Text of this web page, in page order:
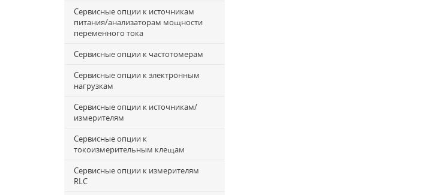
Сервисные опции к источникам
питания/анализаторам мощности
переменного тока
Сервисные опции к частотомерам
Сервисные опции к электронным
нагрузкам
Сервисные опции к источникам/
измерителям
Сервисные опции к
токоизмерительным клещам
Сервисные опции к измерителям
RLC